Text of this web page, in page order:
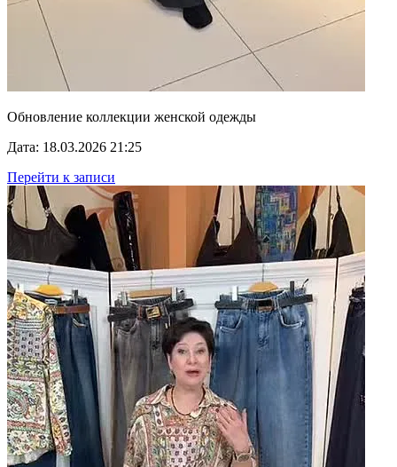
Обновление коллекции женской одежды
Дата: 18.03.2026 21:25
Перейти к записи